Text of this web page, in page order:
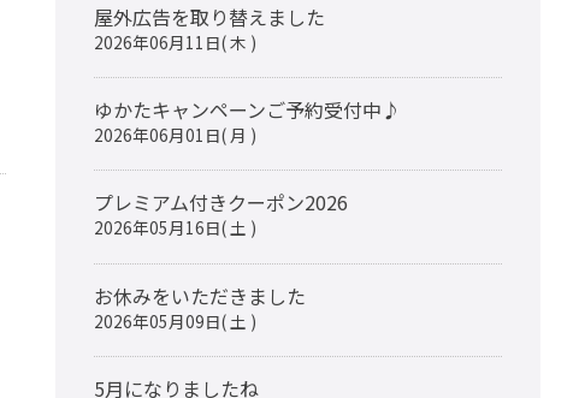
屋外広告を取り替えました
2026年06月11日( 木 )
ゆかたキャンペーンご予約受付中♪
2026年06月01日( 月 )
プレミアム付きクーポン2026
2026年05月16日( 土 )
お休みをいただきました
2026年05月09日( 土 )
5月になりましたね